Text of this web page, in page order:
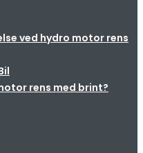
ved hydro motor rens
rens med brint?